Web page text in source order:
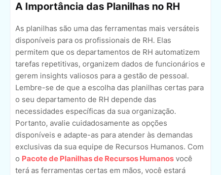
A Importância das Planilhas no RH
As planilhas são uma das ferramentas mais versáteis
disponíveis para os profissionais de RH. Elas
permitem que os departamentos de RH automatizem
tarefas repetitivas, organizem dados de funcionários e
gerem insights valiosos para a gestão de pessoal.
Lembre-se de que a escolha das planilhas certas para
o seu departamento de RH depende das
necessidades específicas da sua organização.
Portanto, avalie cuidadosamente as opções
disponíveis e adapte-as para atender às demandas
exclusivas da sua equipe de Recursos Humanos. Com
o Pacote de Planilhas de Recursos Humanos você
terá as ferramentas certas em mãos, você estará